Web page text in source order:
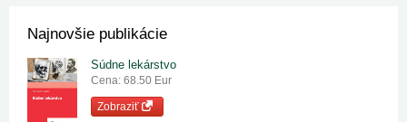
Najnovšie publikácie
Súdne lekárstvo
Cena: 68.50 Eur
Zobraziť